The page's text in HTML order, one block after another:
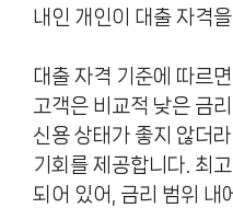
내인 개인이 대출 자격
대출 자격 기준에 따르
고객은 비교적 낮은 금
신용 상태가 좋지 않더
기회를 제공합니다. 최
되어 있어, 금리 범위 내